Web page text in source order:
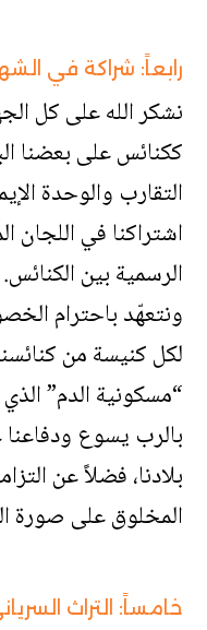
رابعاً: شراكة في
نشكر الله على كل
ككنائس على بعضنا
التقارب والوحدة
اشتراكنا في اللجان
الرسمية بين الكنائس.
ونتعهّد باحترام
لكل كنيسة من
“مسكونية الدم”
بالرب يسوع
بلادنا، فضلاً عن
المخلوق على صورة
خامساً: التراث